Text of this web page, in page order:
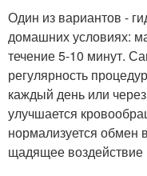
Один из вариантов -
домашних условиях:
течение 5-10 минут.
регулярность
каждый день или
улучшается
нормализуется обмен
щадящее